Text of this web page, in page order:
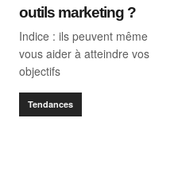
outils marketing ?
Indice : ils peuvent même
vous aider à atteindre vos
objectifs
Tendances